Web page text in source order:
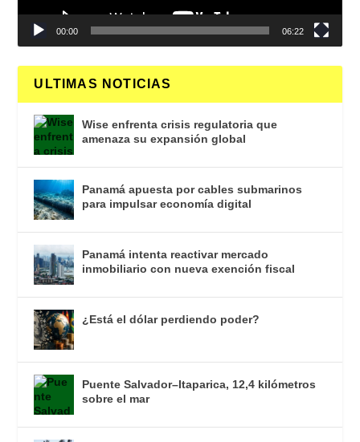
00:00 06:22
ULTIMAS NOTICIAS
Wise enfrenta crisis regulatoria que
amenaza su expansión global
Panamá apuesta por cables submarinos
para impulsar economía digital
Panamá intenta reactivar mercado
inmobiliario con nueva exención fiscal
¿Está el dólar perdiendo poder?
Puente Salvador–Itaparica, 12,4 kilómetros
sobre el mar